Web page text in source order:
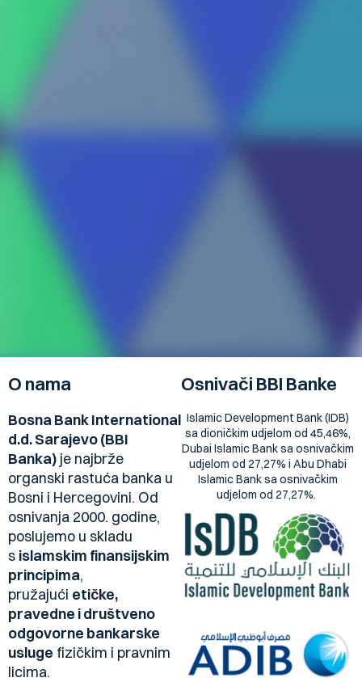
O nama
Bosna Bank International
d.d. Sarajevo (BBI
Banka) je najbrže
organski rastuća banka u
Bosni i Hercegovini. Od
osnivanja 2000. godine,
poslujemo u skladu
s islamskim finansijskim
principima,
pružajući etičke,
pravedne i društveno
odgovorne bankarske
usluge fizičkim i pravnim
licima.
Osnivači BBI Banke
Islamic Development Bank (IDB)
sa dioničkim udjelom od 45,46%,
Dubai Islamic Bank sa osnivačkim
udjelom od 27,27% i Abu Dhabi
Islamic Bank sa osnivačkim
udjelom od 27,27%.